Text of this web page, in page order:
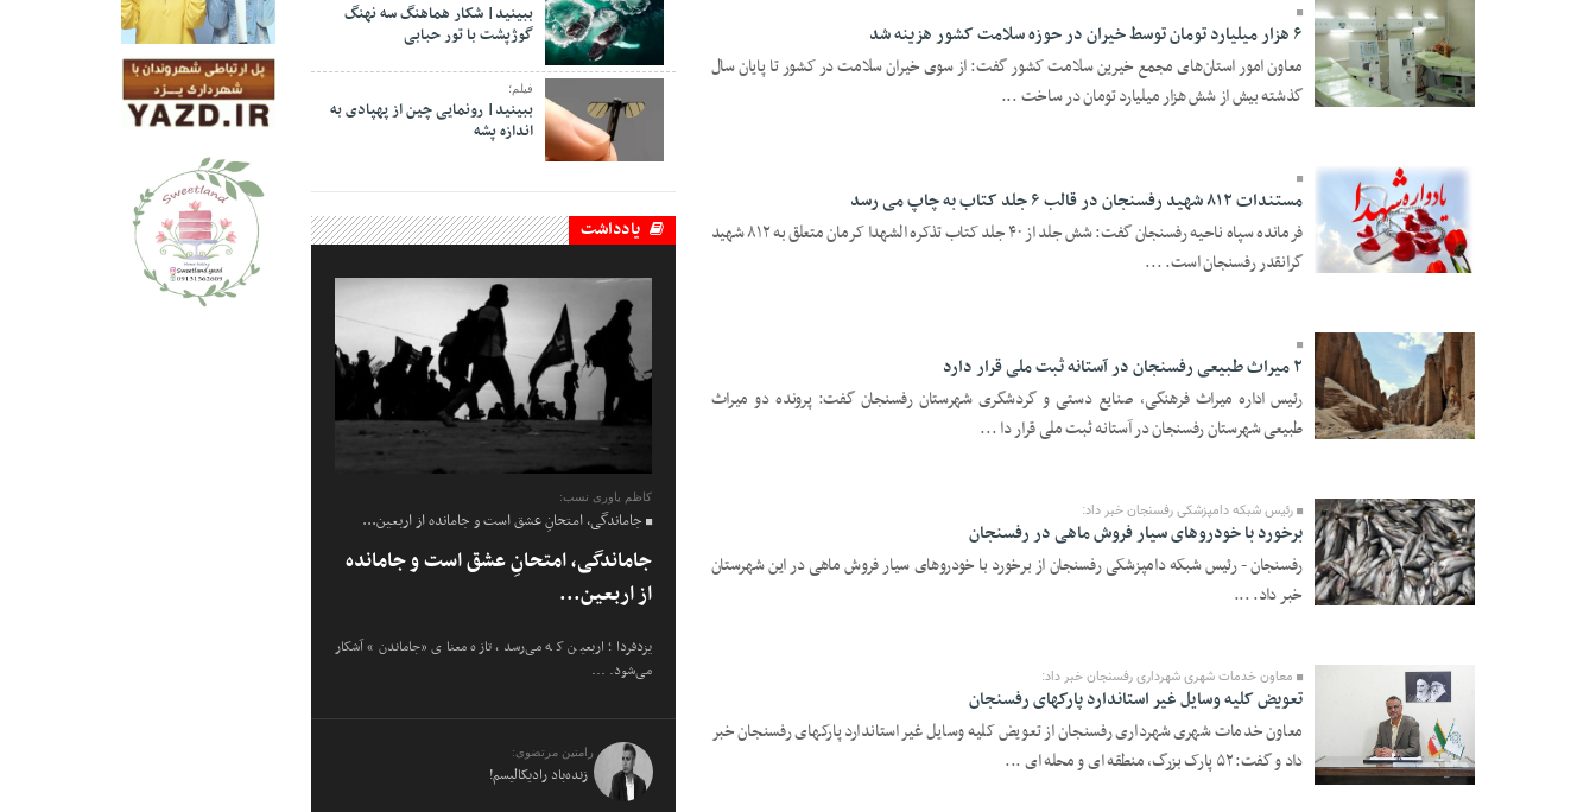
07 Dey 1397 - 22:09
۶ هزار میلیارد تومان توسط خیران در حوزه سلامت کشور هزینه شد
معاون امور استان‌های مجمع خیرین سلامت کشور گفت: از سوی خیران سلامت در کشور تا پایان سال
گذشته بیش از شش هزار میلیارد تومان در ساخت ...
07 Dey 1397 - 22:09
مستندات ۸۱۲ شهید رفسنجان در قالب ۶ جلد کتاب به چاپ می رسد
فرمانده سپاه ناحیه رفسنجان گفت: شش جلد از ۴۰ جلد کتاب تذکره الشهدا کرمان متعلق به ۸۱۲ شهید
گرانقدر رفسنجان است. ...
07 Dey 1397 - 22:09
۲ میراث طبیعی رفسنجان در آستانه ثبت ملی قرار دارد
رئیس اداره میراث فرهنگی، صنایع دستی و گردشگری شهرستان رفسنجان گفت: پرونده دو میراث
طبیعی شهرستان رفسنجان در آستانه ثبت ملی قرار دا ...
01 Dey 1397 - 17:53
رئیس شبکه دامپزشکی رفسنجان خبر داد:
برخورد با خودروهای سیار فروش ماهی در رفسنجان
رفسنجان - رئیس شبکه دامپزشکی رفسنجان از برخورد با خودروهای سیار فروش ماهی در این شهرستان
خبر داد. ...
01 Dey 1397 - 17:52
معاون خدمات شهری شهرداری رفسنجان خبر داد:
تعویض کلیه وسایل غیر استاندارد پارکهای رفسنجان
معاون خدمات شهری شهرداری رفسنجان از تعویض کلیه وسایل غیر استاندارد پارکهای رفسنجان خبر
داد و گفت: ۵۲ پارک بزرگ، منطقه ای و محله ای ...
ببینید| شکار هماهنگ سه نهنگ
گوژپشت با تور حبابی
فیلم؛
ببینید| رونمایی چین از پهپادی به
اندازه پشه
یادداشت
کاظم یاوری نسب:
جاماندگی، امتحانِ عشق است و جامانده از اربعین...
جاماندگی، امتحانِ عشق است و جامانده
از اربعین...
یزدفردا؛ اربعین که می‌رسد، تازه معنای «جاماندن» آشکار
می‌شود. ...
رامتین مرتضوی:
زنده‌باد رادیکالیسم!